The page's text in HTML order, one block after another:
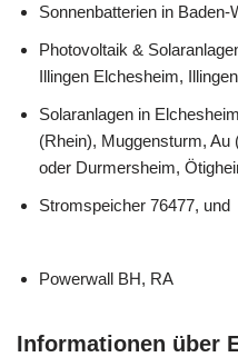
Sonnenbatterien in Baden-
Photovoltaik &
Illingen Elchesheim, Illingen
Solaranlagen in
(Rhein), Muggensturm, Au
oder Durmersheim,
Stromspeicher 76477, und
Powerwall BH, RA
Informationen über